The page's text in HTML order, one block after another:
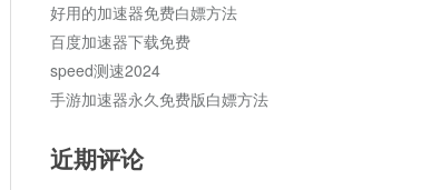
好用的加速器免费白嫖方法
百度加速器下载免费
speed测速2024
手游加速器永久免费版白嫖方法
近期评论